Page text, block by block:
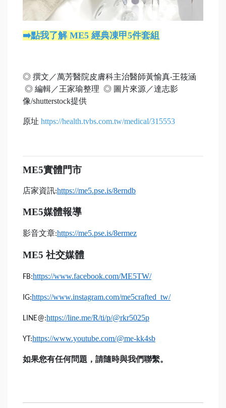
➡️點我了解 ME5 經典凍甲5件套組
◎ 撰文／萬芳醫院皮膚科主治醫師黃愉真‧王筱涵
◎ 編輯／王家瑜整理 ◎ 圖片來源／達志影
像/shutterstock提供
原址 https://health.tvbs.com.tw/medical/315553
ME5實體門市
店家資訊:https://me5.pse.is/8erndb
ME5媒體報導
影音文章:https://me5.pse.is/8ermez
ME5 社交媒體
FB:https://www.facebook.com/ME5TW/
IG:https://www.instagram.com/me5crafted_tw/
LINE@:https://line.me/R/ti/p/@rkr5025p
YT:https://www.youtube.com/@me-kk4sb
如果您有任何問題，請隨時與我們聯繫。